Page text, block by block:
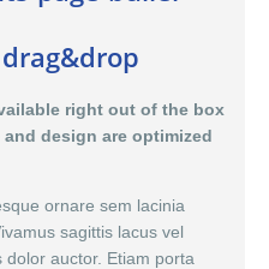
right out of the box
design are optimized
ornare sem lacinia
sagittis lacus vel
auctor. Etiam porta